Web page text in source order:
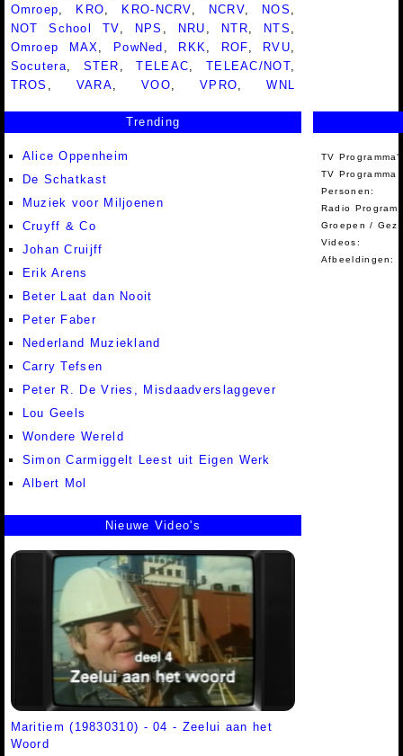
Omroep
KRO KRO-NCRV NCRV NOS
NOT School TV
NPS NRU NTR NTS
Omroep MAX
PowNed RKK ROF RVU
Socutera
STER ,TELEAC TELEAC/NOT
TROS
VARA ,VOO ,VPRO ,WNL
Trending
Alice Oppenheim
De Schatkast
Muziek voor Miljoenen
Cruyff & Co
Johan Cruijff
Erik Arens
Beter Laat dan Nooit
Peter Faber
Nederland Muziekland
Carry Tefsen
Peter R. De Vries, Misdaadverslaggever
Lou Geels
Wondere Wereld
Simon Carmiggelt Leest uit Eigen Werk
Albert Mol
TV
TV Programma
Personen:
Radio
Groepen /
Videos:
Afbeeldingen:
Nieuwe Video's
Maritiem (19830310) - 04 - Zeelui aan het
Woord